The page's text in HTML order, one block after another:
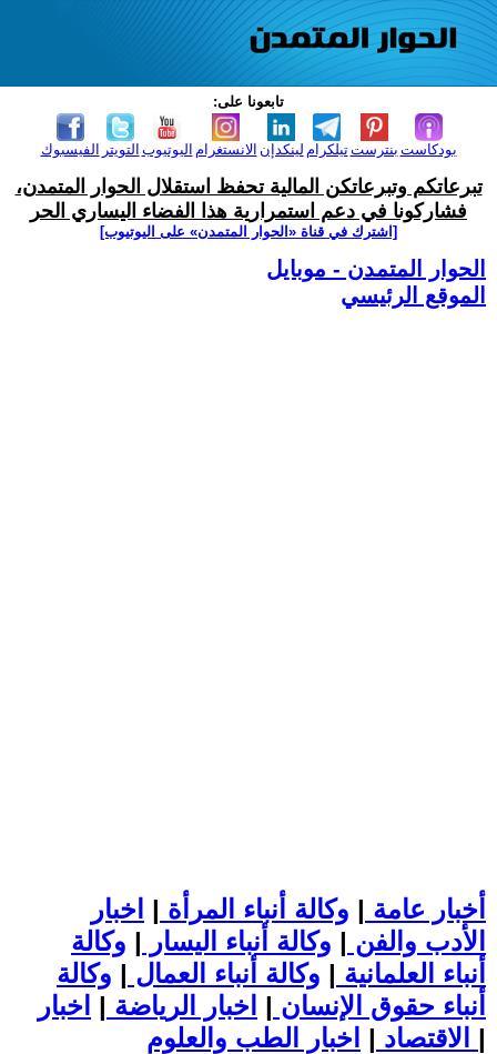
تابعونا على:
الفيسبوك التويتر اليوتيوب الانستغرام لينكدإن تيلكرامبنترست بودكاست
تبرعاتكم وتبرعاتكن المالية تحفظ استقلال الحوار المتمدن،
فشاركونا في دعم استمرارية هذا الفضاء اليساري الحر
[اشترك في قناة ‫«الحوار المتمدن» على اليوتيوب]
الحوار المتمدن - موبايل
الموقع الرئيسي
أخبار عامة | وكالة أنباء المرأة | اخبار
الأدب والفن | وكالة أنباء اليسار | وكالة
أنباء العلمانية | وكالة أنباء العمال | وكالة
أنباء حقوق الإنسان | اخبار الرياضة | اخبار
الاقتصاد | |